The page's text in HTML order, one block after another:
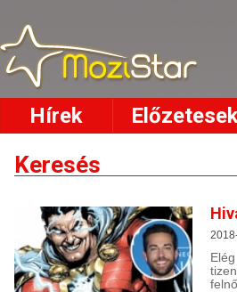
Hírek
Keresés